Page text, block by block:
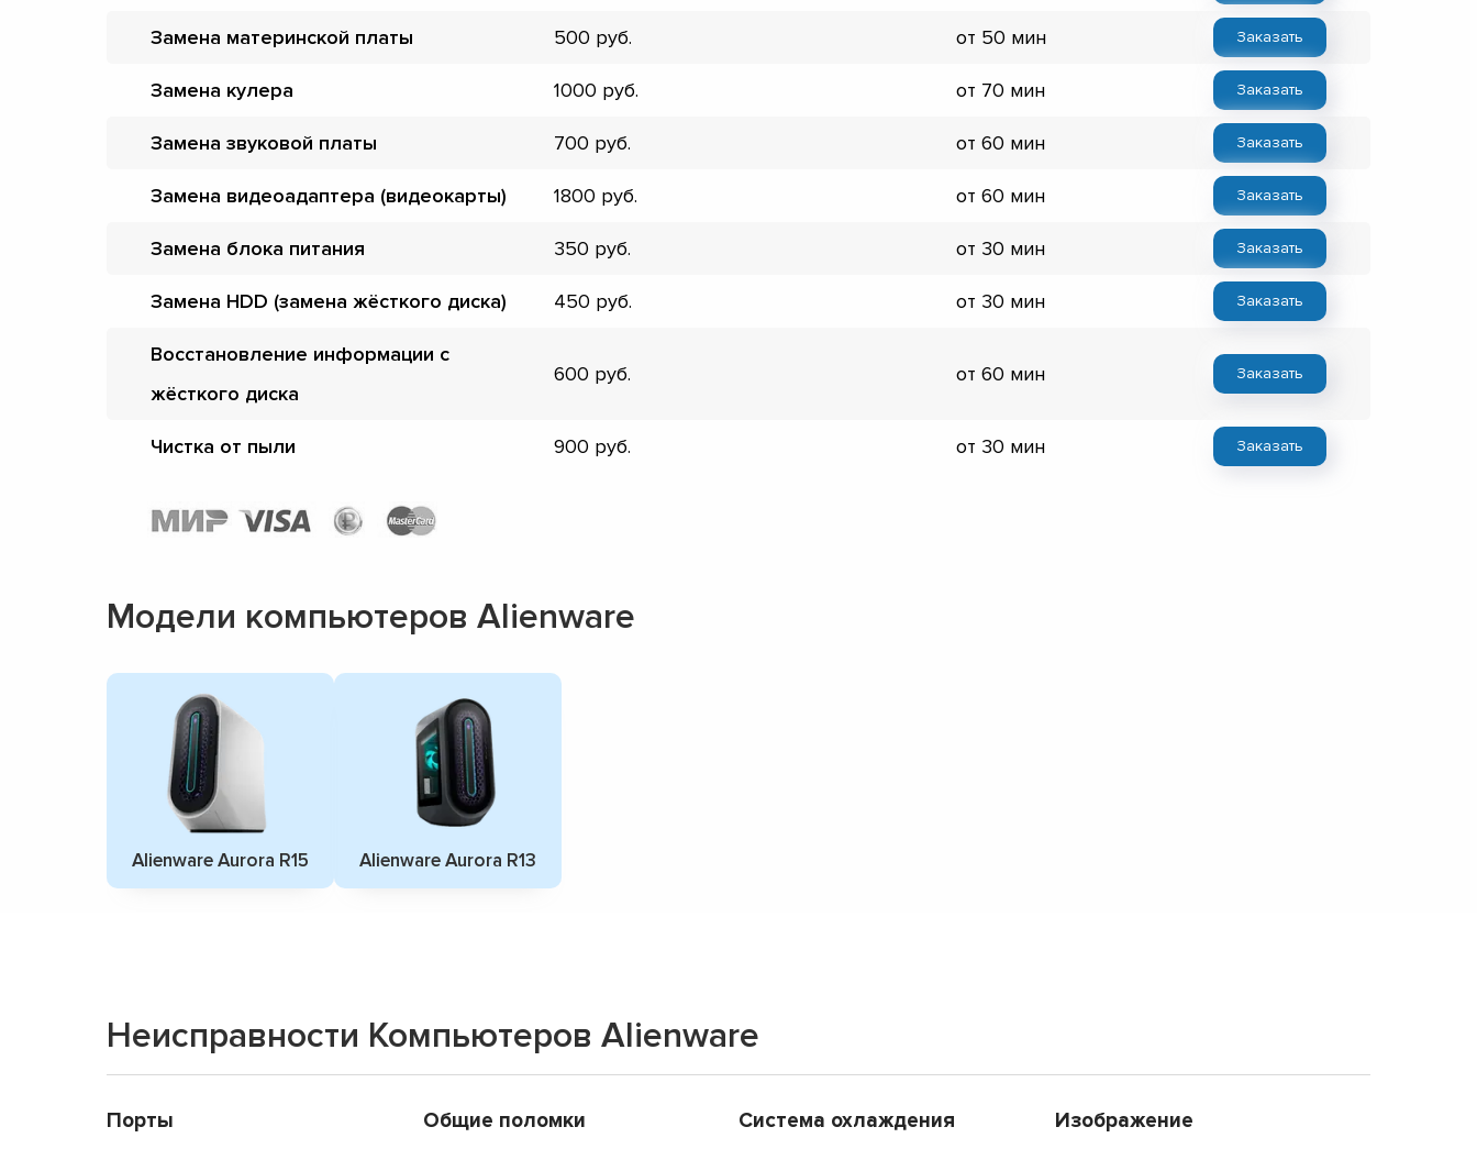
Замена материнской платы 500 от 50 мин Заказать
Замена кулера 1000 от 70 мин Заказать
Замена звуковой платы 700 от 60 мин Заказать
Замена видеоадаптера (видеокарты) 1800 от 60 мин Заказать
Замена блока питания 350 от 30 мин Заказать
Замена HDD (замена жёсткого диска) 450 от 30 мин Заказать
Восстановление информации с
жёсткого диска
600 от 60 мин Заказать
Чистка от пыли 900 от 30 мин Заказать
Модели компьютеров Alienware
Alienware Aurora R15 Alienware Aurora R13
Неисправности Компьютеров Alienware
Порты Общие поломки Система охлаждения Изображение